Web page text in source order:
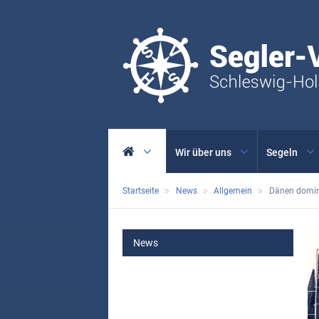
Wir über uns Segeln
Startseite News Allgemein Dänen
MAIN
News